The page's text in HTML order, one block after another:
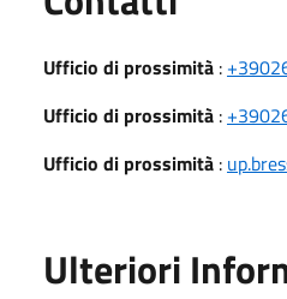
Ufficio di prossimità :
Ufficio di prossimità :
Ufficio di prossimità :
Ulteriori